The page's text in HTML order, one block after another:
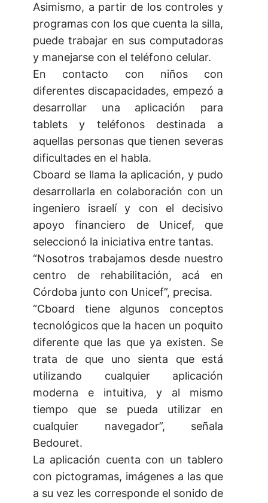
Asimismo, a partir de los controles y
programas con los que cuenta la silla,
puede trabajar en sus computadoras
y manejarse con el teléfono celular.
En contacto con niños con
diferentes discapacidades, empezó a
desarrollar una aplicación para
tablets y teléfonos destinada a
aquellas personas que tienen severas
dificultades en el habla.
Cboard se llama la aplicación, y pudo
desarrollarla en colaboración con un
ingeniero israelí y con el decisivo
apoyo financiero de Unicef, que
seleccionó la iniciativa entre tantas.
“Nosotros trabajamos desde nuestro
centro de rehabilitación, acá en
Córdoba junto con Unicef”, precisa.
“Cboard tiene algunos conceptos
tecnológicos que la hacen un poquito
diferente que las que ya existen. Se
trata de que uno sienta que está
utilizando cualquier aplicación
moderna e intuitiva, y al mismo
tiempo que se pueda utilizar en
cualquier navegador”, señala
Bedouret.
La aplicación cuenta con un tablero
con pictogramas, imágenes a las que
a su vez les corresponde el sonido de